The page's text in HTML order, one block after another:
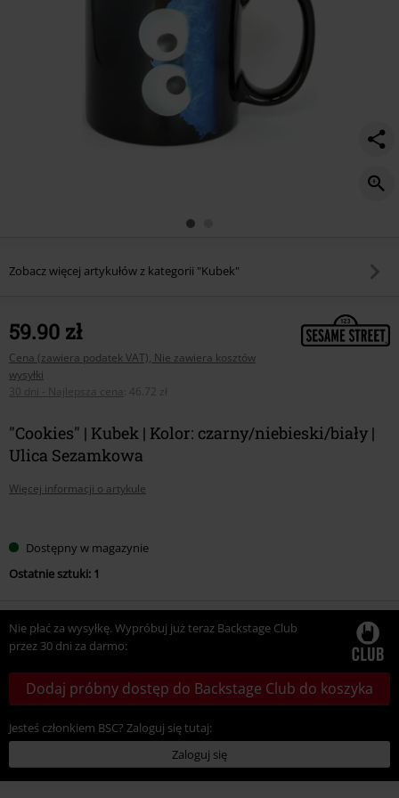
Zobacz więcej artykułów z kategorii "Kubek"
59.90 zł
Cena (zawiera podatek VAT), Nie zawiera kosztów
wysyłki
30 dni - Najlepsza cena
46.72 zł
"Cookies" | Kubek | Kolor: czarny/niebieski/biały |
Ulica Sezamkowa
Więcej informacji o artykule
swój
rozmiar
Dostępny w magazynie
Ostatnie sztuki: 1
Nie płać za wysyłkę. Wypróbuj już teraz Backstage Club
przez 30 dni za darmo:
Dodaj próbny dostęp do Backstage Club do koszyka
Jesteś członkiem BSC? Zaloguj się tutaj:
Zaloguj się